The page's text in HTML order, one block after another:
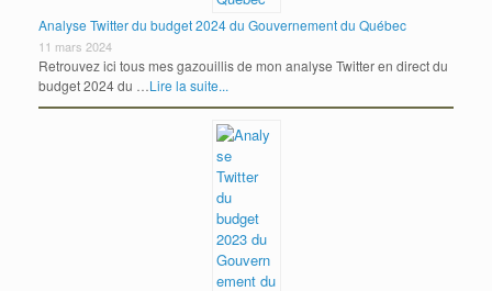
Analyse Twitter du budget 2024 du Gouvernement du Québec
11 mars 2024
Retrouvez ici tous mes gazouillis de mon analyse Twitter en direct du
budget 2024 du …Lire la suite...